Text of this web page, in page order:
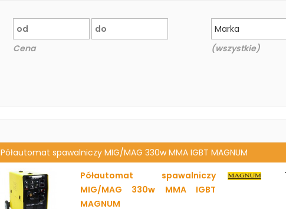
Cena
Marka
(wszystkie)
Półautomat spawalniczy MIG/MAG 330w MMA IGBT MAGNUM
Półautomat spawalniczy
MIG/MAG 330w MMA IGBT
MAGNUM